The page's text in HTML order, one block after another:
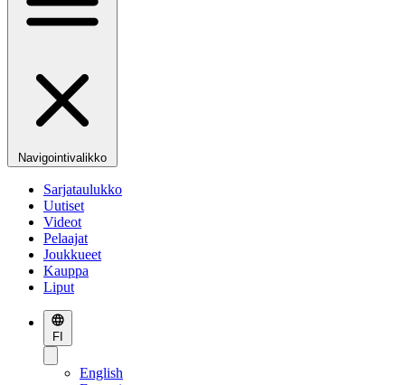
Navigointivalikko
Sarjataulukko
Uutiset
Videot
Pelaajat
Joukkueet
Kauppa
Liput
FI
English